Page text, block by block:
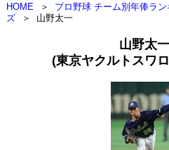
HOME ＞ プロ野球 チーム別年俸ラン
ズ
＞ 山野太一
山野太
(東京ヤクルトスワ